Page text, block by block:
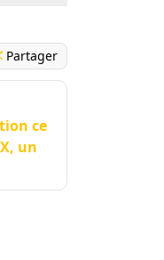
Partager
ce
un